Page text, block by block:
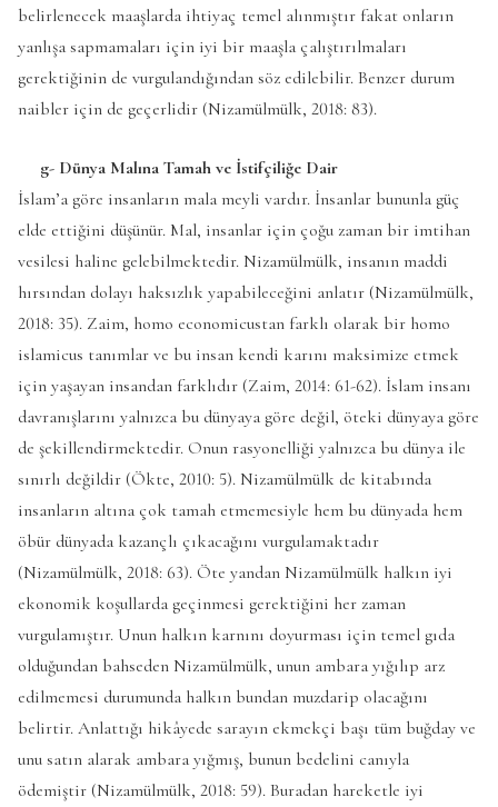
belirlenecek maaşlarda ihtiyaç temel alınmıştır fakat onların
yanlışa sapmamaları için iyi bir maaşla çalıştırılmaları
gerektiğinin de vurgulandığından söz edilebilir. Benzer durum
naibler için de geçerlidir (Nizamülmülk, 2018: 83).
g- Dünya Malına Tamah ve İstifçiliğe Dair
İslam’a göre insanların mala meyli vardır. İnsanlar bununla güç
elde ettiğini düşünür. Mal, insanlar için çoğu zaman bir imtihan
vesilesi haline gelebilmektedir. Nizamülmülk, insanın maddi
hırsından dolayı haksızlık yapabileceğini anlatır (Nizamülmülk,
2018: 35). Zaim, homo economicustan farklı olarak bir homo
islamicus tanımlar ve bu insan kendi karını maksimize etmek
için yaşayan insandan farklıdır (Zaim, 2014: 61-62). İslam insanı
davranışlarını yalnızca bu dünyaya göre değil, öteki dünyaya göre
de şekillendirmektedir. Onun rasyonelliği yalnızca bu dünya ile
sınırlı değildir (Ökte, 2010: 5). Nizamülmülk de kitabında
insanların altına çok tamah etmemesiyle hem bu dünyada hem
öbür dünyada kazançlı çıkacağını vurgulamaktadır
(Nizamülmülk, 2018: 63). Öte yandan Nizamülmülk halkın iyi
ekonomik koşullarda geçinmesi gerektiğini her zaman
vurgulamıştır. Unun halkın karnını doyurması için temel gıda
olduğundan bahseden Nizamülmülk, unun ambara yığılıp arz
edilmemesi durumunda halkın bundan muzdarip olacağını
belirtir. Anlattığı hikâyede sarayın ekmekçi başı tüm buğday ve
unu satın alarak ambara yığmış, bunun bedelini canıyla
ödemiştir (Nizamülmülk, 2018: 59). Buradan hareketle iyi